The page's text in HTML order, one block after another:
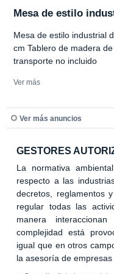
Mesa de estilo
Mesa de estilo industrial
cm Tablero de madera
transporte no incluido
Ver más
Ver más anuncios
GESTORES
La normativa
respecto a las
decretos, reglamentos
regular todas las
manera
complejidad está
igual que en otros
la asesoría de empresas